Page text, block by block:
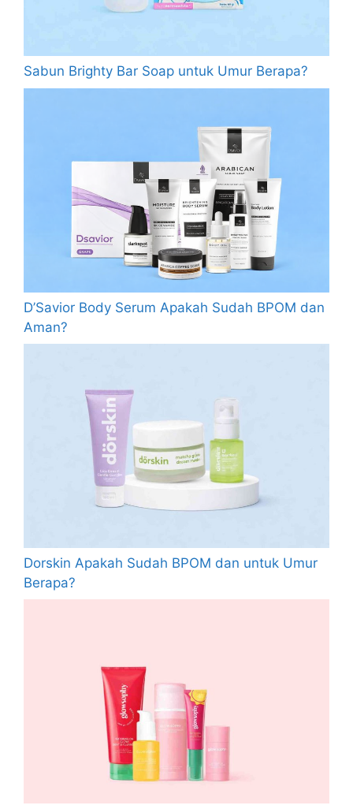
Sabun Brighty Bar Soap untuk Umur Berapa?
D’Savior Body Serum Apakah Sudah BPOM dan
Aman?
Dorskin Apakah Sudah BPOM dan untuk Umur
Berapa?